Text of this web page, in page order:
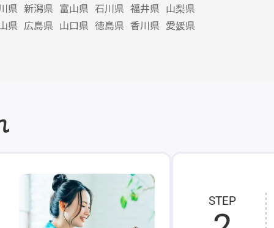
県 新潟県 富山県 石川県 福井県 山梨県
県 広島県 山口県 徳島県 香川県 愛媛県
STEP